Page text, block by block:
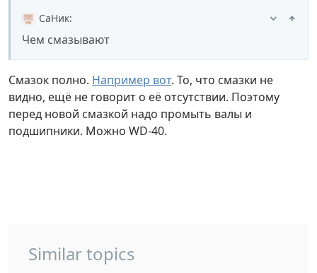
СаНик:
Чем смазывают
Смазок полно. Например вот. То, что смазки не
видно, ещё не говорит о её отсутствии. Поэтому
перед новой смазкой надо промыть валы и
подшипники. Можно WD-40.
Similar topics